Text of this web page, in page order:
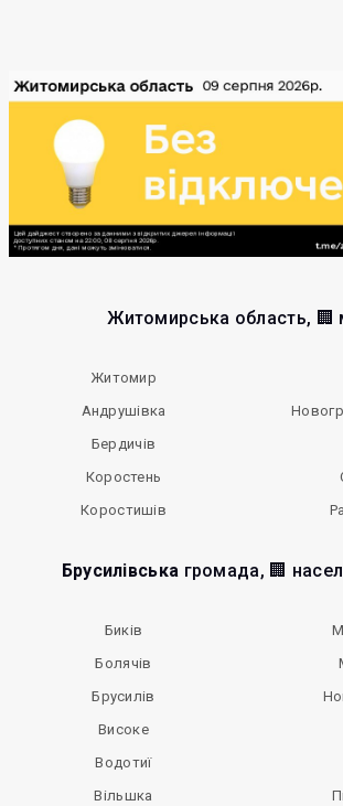
Житомирська область, 🏢
Житомир
Андрушівка
Бердичів
Коростень
Коростишів
Брусилівська громада, 🏢
Биків
Болячів
Брусилів
Високе
Водотиї
Вільшка